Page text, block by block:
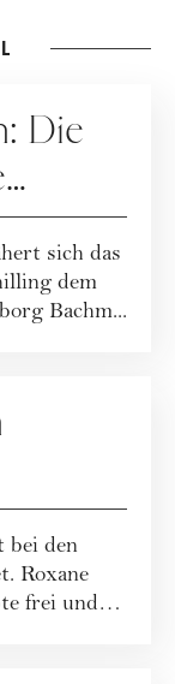
sich das
dem
Bachm...
bei den
Roxane
frei und